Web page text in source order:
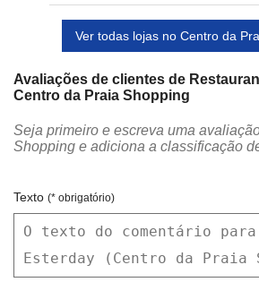
Ver todas lojas no Centro da
Avaliações de clientes de
Centro da Praia Shopping
Seja primeiro e escreva uma
Shopping e adiciona a classificação
Texto (* obrigatório)